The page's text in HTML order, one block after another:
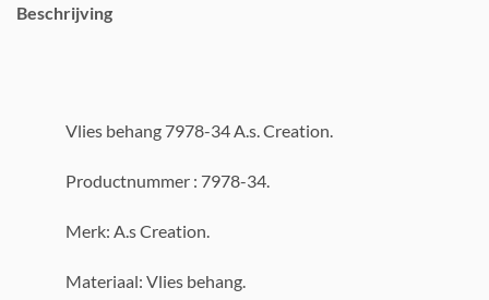
Beschrijving
Vlies behang 7978-34 A.s. Creation.
Productnummer : 7978-34.
Merk: A.s Creation.
Materiaal: Vlies behang.